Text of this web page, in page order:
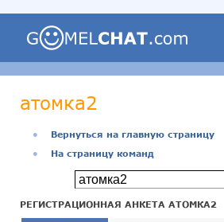
атомка2
●
Вернуться на главную страницу
●
На страницу команд
РЕГИСТРАЦИОННАЯ АНКЕТА АТОМКА2